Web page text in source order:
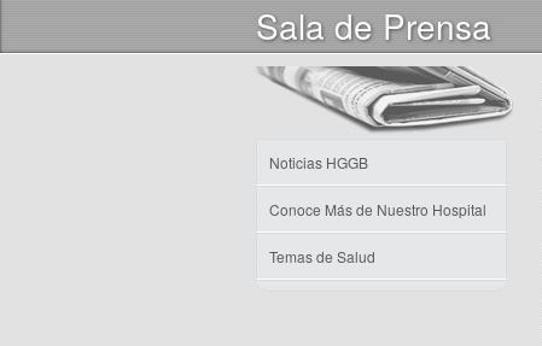
Sala de Prensa
Noticias HGGB
Conoce Más de Nuestro Hospital
Temas de Salud